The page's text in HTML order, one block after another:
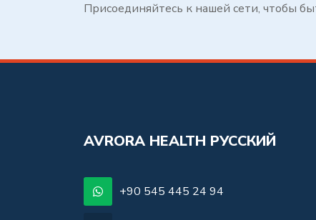
Присоединяйтесь к нашей сети, чтобы
AVRORA HEALTH РУССКИЙ
+90 545 445 24 94